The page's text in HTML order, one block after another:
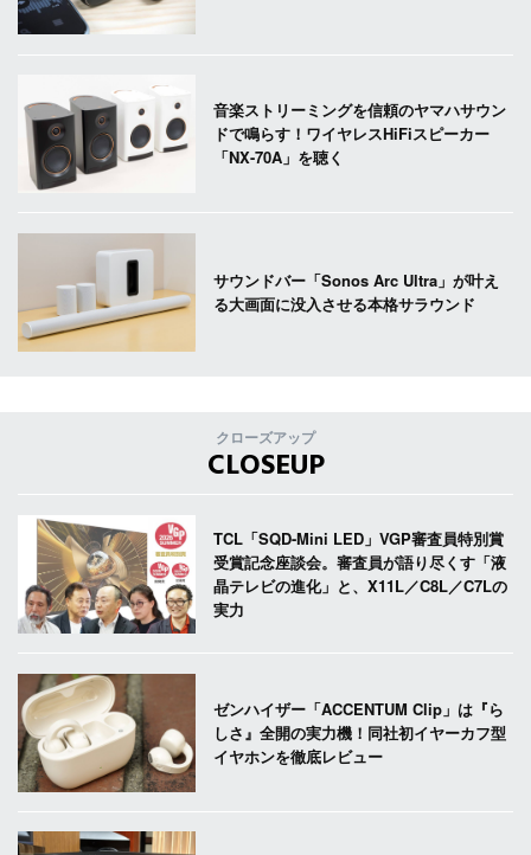
音楽ストリーミングを信頼のヤマハサウン
ドで鳴らす！ワイヤレスHiFiスピーカー
「NX-70A」を聴く
サウンドバー「Sonos Arc Ultra」が叶え
る大画面に没入させる本格サラウンド
クローズアップ
CLOSEUP
TCL「SQD-Mini LED」VGP審査員特別賞
受賞記念座談会。審査員が語り尽くす「液
晶テレビの進化」と、X11L／C8L／C7Lの
実力
ゼンハイザー「ACCENTUM Clip」は『ら
しさ』全開の実力機！同社初イヤーカフ型
イヤホンを徹底レビュー